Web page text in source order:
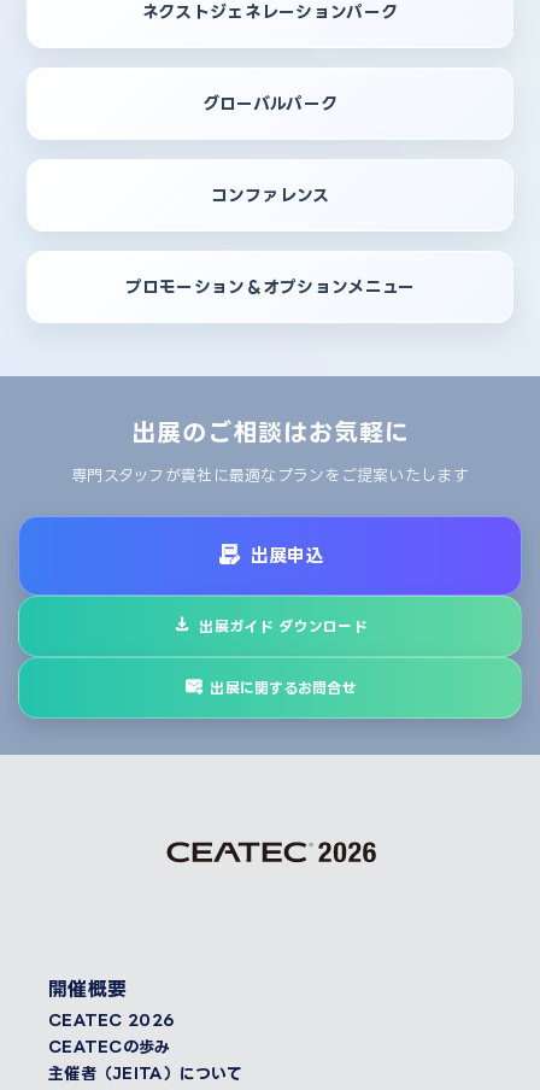
ネクストジェネレーションパーク
グローバルパーク
コンファレンス
プロモーション＆オプションメニュー
出展のご相談はお気軽に
専門スタッフが貴社に最適なプランをご提案いたします
出展申込
出展ガイド ダウンロード
出展に関するお問合せ
開催概要
CEATEC 2026
CEATECの歩み
主催者（JEITA）について